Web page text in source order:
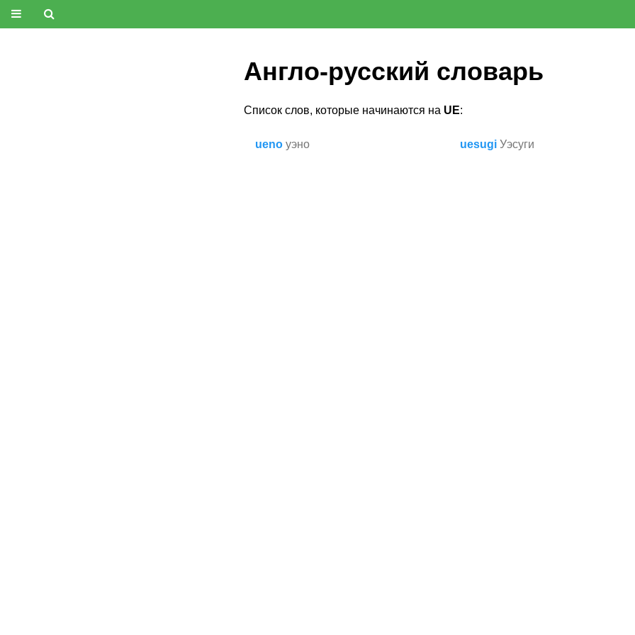
Англо-русский словарь
Список слов, которые начинаются на UE:
ueno уэно uesugi Уэсуги